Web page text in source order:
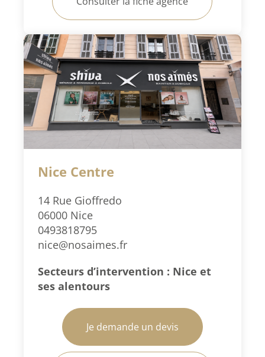
Nice Centre
14 Rue Gioffredo
06000 Nice
0493818795
nice@nosaimes.fr
Secteurs d’intervention : Nice et
ses alentours
Je demande un devis